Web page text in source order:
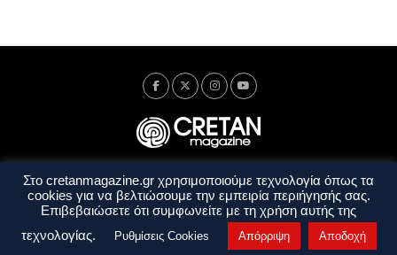
Ταυτότητα Πολιτική Απορρήτου
Όροι Χρήσης
Όροι και Προϋποθέσεις
Στο cretanmagazine.gr χρησιμοποιούμε τεχνολογία όπως τα
cookies για να βελτιώσουμε την εμπειρία περιήγησής σας.
Επιβεβαιώσετε ότι συμφωνείτε με τη χρήση αυτής της
τεχνολογίας.
Ρυθμίσεις Cookies Απόρριψη Αποδοχή